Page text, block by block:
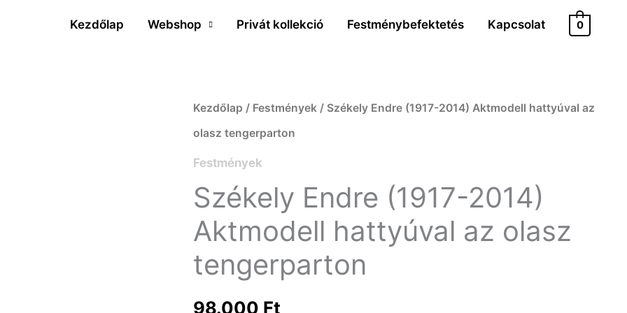
Kezdőlap Webshop Privát kollekció Festménybefektetés Kapcsolat 0
Kezdőlap / Festmények / Székely Endre (1917-2014) Aktmodell hattyúval az
olasz tengerparton
Festmények
Székely Endre (1917-2014)
Aktmodell hattyúval az olasz
tengerparton
98.000 Ft
Székely
Endre
(1917-
2014)
Aktmodell
hattyúval
az
tengerparton